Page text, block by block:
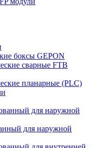
боксы GEPON
сварные FTB
планарные (PLC)
для наружной
для наружной